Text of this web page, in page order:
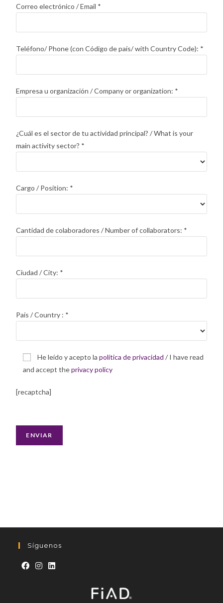
Correo electrónico / Email *
Teléfono/ Phone (con Código de país/ with Country Code): *
Empresa u organización / Company or organization: *
¿Cuál es el sector de tu actividad principal? / What is your
main activity sector? *
Cargo / Position: *
Cantidad de colaboradores / Number of collaborators: *
Ciudad / City: *
País / Country : *
He leído y acepto lapolítica de privacidad / I have read
and accept theprivacy policy
[recaptcha]
Síguenos